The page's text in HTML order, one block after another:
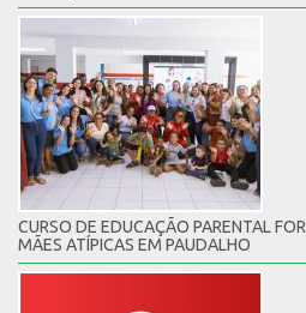
CURSO DE EDUCAÇÃO PARENTAL
MÃES ATÍPICAS EM PAUDALHO